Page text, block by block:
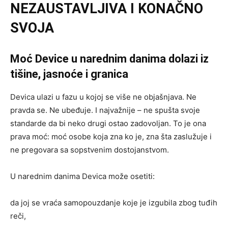
NEZAUSTAVLJIVA I KONAČNO
SVOJA
Moć Device u narednim danima dolazi iz
tišine, jasnoće i granica
Devica ulazi u fazu u kojoj se više ne objašnjava. Ne
pravda se. Ne ubeđuje. I najvažnije – ne spušta svoje
standarde da bi neko drugi ostao zadovoljan. To je ona
prava moć: moć osobe koja zna ko je, zna šta zaslužuje i
ne pregovara sa sopstvenim dostojanstvom.
U narednim danima Devica može osetiti:
da joj se vraća samopouzdanje koje je izgubila zbog tuđih
reči,